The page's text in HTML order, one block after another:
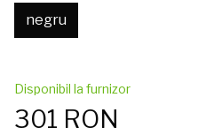
negru
Disponibil la furnizor
301 RON